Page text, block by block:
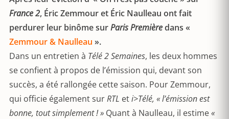
France 2, Éric Zemmour et Éric Naulleau ont fait
perdurer leur binôme surParis Premièredans «
Zemmour & Naulleau ».
Dans un entretien à Télé 2 Semaines, les deux hommes
se confient à propos de l’émission qui, devant son
succès, a été rallongée cette saison. Pour Zemmour,
qui officie également surRTL eti>Télé, « l’émission est
bonne, tout simplement ! » Quant à Naulleau, il estime«